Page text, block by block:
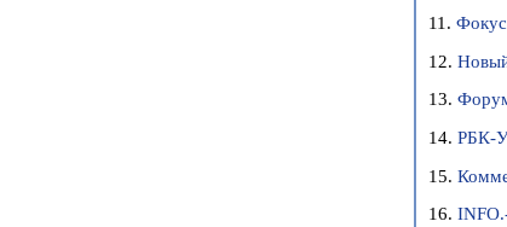
11. Фокус
12.
13.
14. РБК-
15.
16.